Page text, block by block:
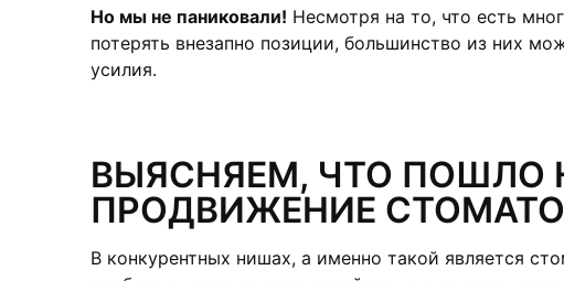
Но мы не паниковали! Несмотря на то, что есть
потерять внезапно позиции, большинство из них
усилия.
ВЫЯСНЯЕМ, ЧТО ПОШЛО
ПРОДВИЖЕНИЕ
В конкурентных нишах, а именно такой является